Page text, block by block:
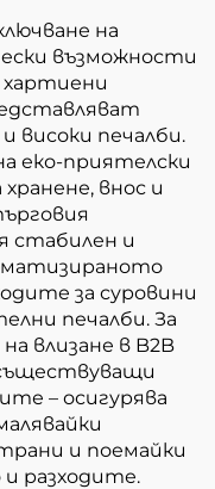
на
възможности
високи печалби.
еко-приятелски
внос и
стабилен и
за суровини
печалби. За
влизане в B2B
– осигурява
и поемайки
разходите.